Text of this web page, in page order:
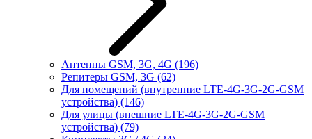
Антенны GSM, 3G, 4G (196)
Репитеры GSM, 3G (62)
Для помещений (внутренние LTE-4G-3G-2G-GSM
устройства) (146)
Для улицы (внешние LTE-4G-3G-2G-GSM
устройства) (79)